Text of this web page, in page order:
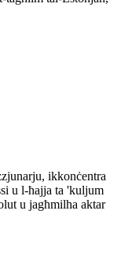
ikkonċentra
u l-ħajja ta 'kuljum
u jagħmilha aktar